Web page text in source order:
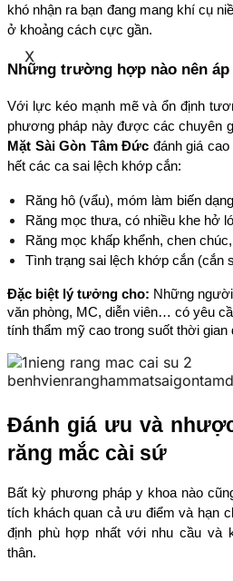
X
khó nhận ra bạn đang mang khí cụ
ở khoảng cách cực gần.
Những trường hợp nào nên áp
Với lực kéo mạnh mẽ và ổn định
phương pháp này được các chuyên
Mặt Sài Gòn Tâm Đức đánh giá
hết các ca sai lệch khớp cắn:
Răng hô (vẩu), móm làm biến
Răng mọc thưa, có nhiều khe hở
Răng mọc khấp khểnh, chen
Tình trạng sai lệch khớp cắn (cắn
Đặc biệt lý tưởng cho: Những
văn phòng, MC, diễn viên… có yêu
tính thẩm mỹ cao trong suốt thời gian
Đánh giá ưu và
răng mắc cài sứ
Bất kỳ phương pháp y khoa nào
tích khách quan cả ưu điểm và hạn
định phù hợp nhất với nhu cầu và
thân.